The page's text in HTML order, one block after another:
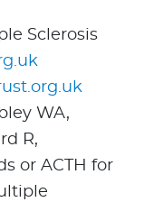
Sclerosis
WA,
R,
or ACTH for